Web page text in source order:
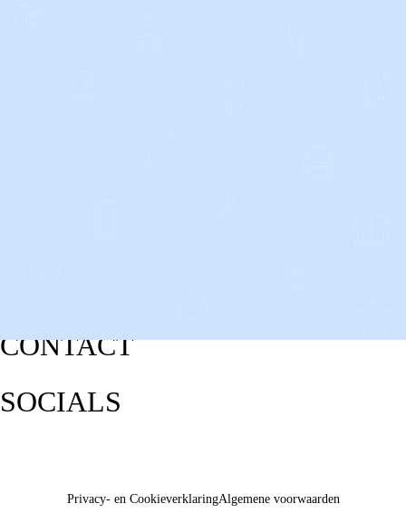
CONTACT
SOCIALS
Privacy- en CookieverklaringAlgemene voorwaarden